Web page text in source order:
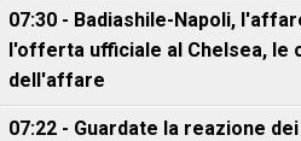
07:30 - Badiashile-Napoli,
l'offerta ufficiale al Chelsea, le
dell'affare
07:22 - Guardate la reazione